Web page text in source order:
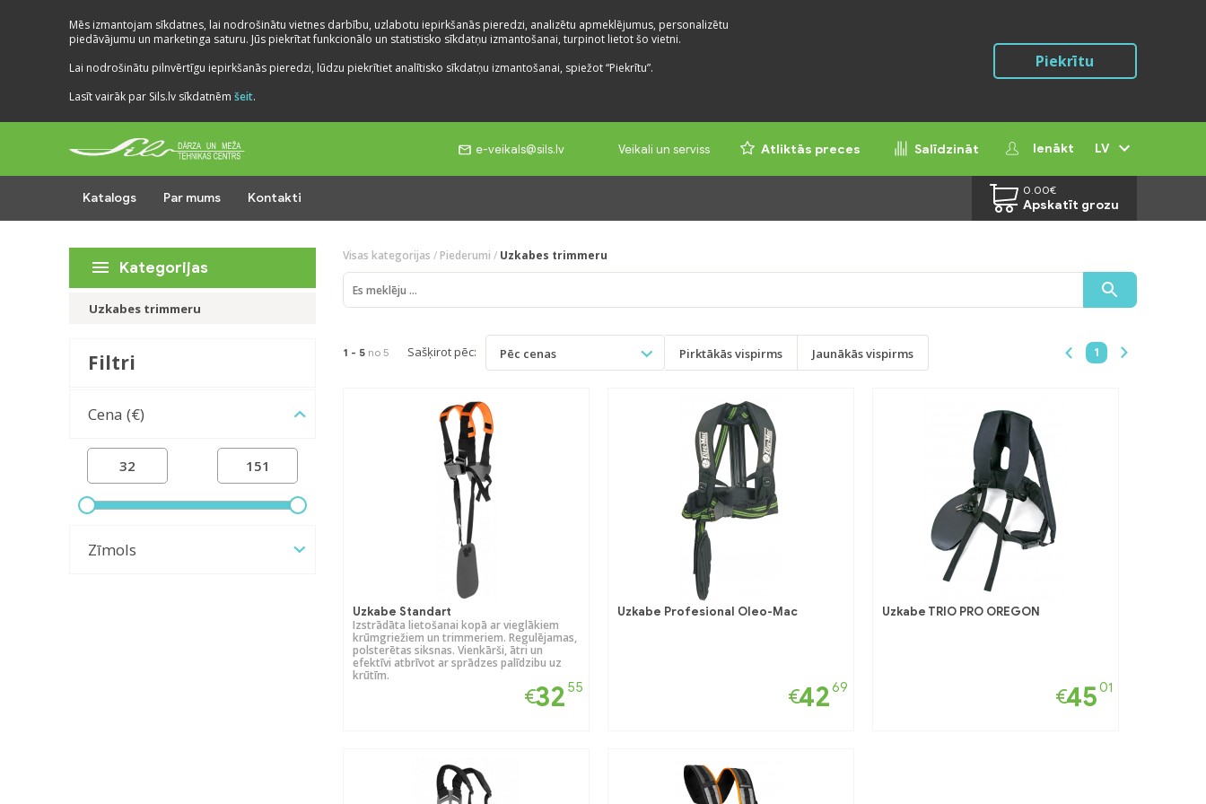
Mēs izmantojam sīkdatnes, lai nodrošinātu vietnes darbību, uzlabotu iepirkšanās pieredzi, analizētu apmeklējumus, personalizētu
piedāvājumu un marketinga saturu. Jūs piekrītat funkcionālo un statistisko sīkdatņu izmantošanai, turpinot lietot šo vietni.
Lai nodrošinātu pilnvērtīgu iepirkšanās pieredzi, lūdzu piekrītiet analītisko sīkdatņu izmantošanai, spiežot “Piekrītu”.
Lasīt vairāk par Sils.lv sīkdatnēm šeit.
Piekrītu
e-veikals@sils.lv Veikali un serviss Atliktās preces Salīdzināt Ienākt LV
Katalogs Par mums Kontakti
0.00€
Apskatīt grozu
Kategorijas
Uzkabes trimmeru
Filtri
Cena (€)
Zīmols
Visas kategorijas / Piederumi / Uzkabes trimmeru
1 - 5 no 5 Sašķirot pēc: Pēc cenas Pirktākās vispirms Jaunākās vispirms 1
Uzkabe Standart
Izstrādāta lietošanai kopā ar vieglākiem
krūmgriežiem un trimmeriem. Regulējamas,
polsterētas siksnas. Vienkārši, ātri un
efektīvi atbrīvot ar sprādzes palīdzibu uz
krūtīm.
€32 55
Uzkabe Profesional Oleo-Mac
€4269
Uzkabe TRIO PRO OREGON
€4501